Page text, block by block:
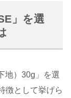
」を選
地）30g」を選
徴として挙げら